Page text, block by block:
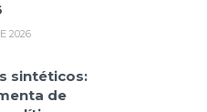
2026
sintéticos:
de